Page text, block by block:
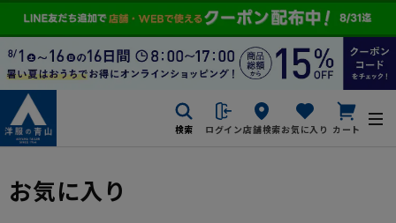
検索 ログイン店舗検索お気に入り カート
お気に入り